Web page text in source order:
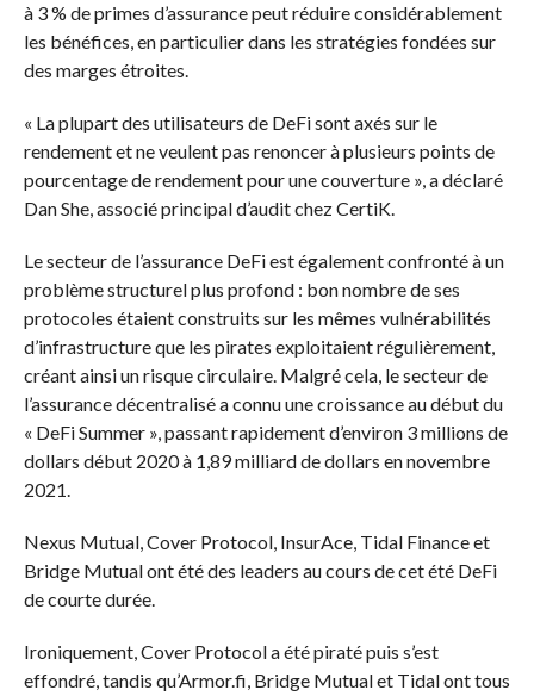
à 3 % de primes d’assurance peut réduire considérablement
les bénéfices, en particulier dans les stratégies fondées sur
des marges étroites.
« La plupart des utilisateurs de DeFi sont axés sur le
rendement et ne veulent pas renoncer à plusieurs points de
pourcentage de rendement pour une couverture », a déclaré
Dan She, associé principal d’audit chez CertiK.
Le secteur de l’assurance DeFi est également confronté à un
problème structurel plus profond : bon nombre de ses
protocoles étaient construits sur les mêmes vulnérabilités
d’infrastructure que les pirates exploitaient régulièrement,
créant ainsi un risque circulaire. Malgré cela, le secteur de
l’assurance décentralisé a connu une croissance au début du
« DeFi Summer », passant rapidement d’environ 3 millions de
dollars début 2020 à 1,89 milliard de dollars en novembre
2021.
Nexus Mutual, Cover Protocol, InsurAce, Tidal Finance et
Bridge Mutual ont été des leaders au cours de cet été DeFi
de courte durée.
Ironiquement, Cover Protocol a été piraté puis s’est
effondré, tandis qu’Armor.fi, Bridge Mutual et Tidal ont tous